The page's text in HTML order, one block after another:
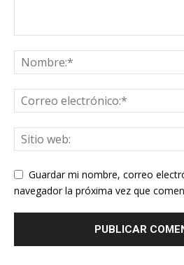
Guardar mi nombre, correo
navegador la próxima vez que